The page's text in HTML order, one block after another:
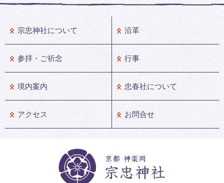
宗忠神社について 沿革
参拝・ご祈念 行事
境内案内 忠春社について
アクセス お問合せ